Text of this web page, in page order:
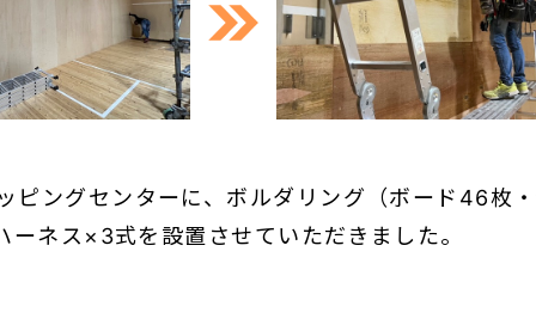
ピングセンターに、ボルダリング（ボード46枚
ーネス×3式を設置させていただきました。